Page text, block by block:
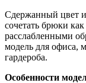
Сдержанный цвет и
сочетать брюки
расслабленными
модель для офиса,
гардероба.
Особенности